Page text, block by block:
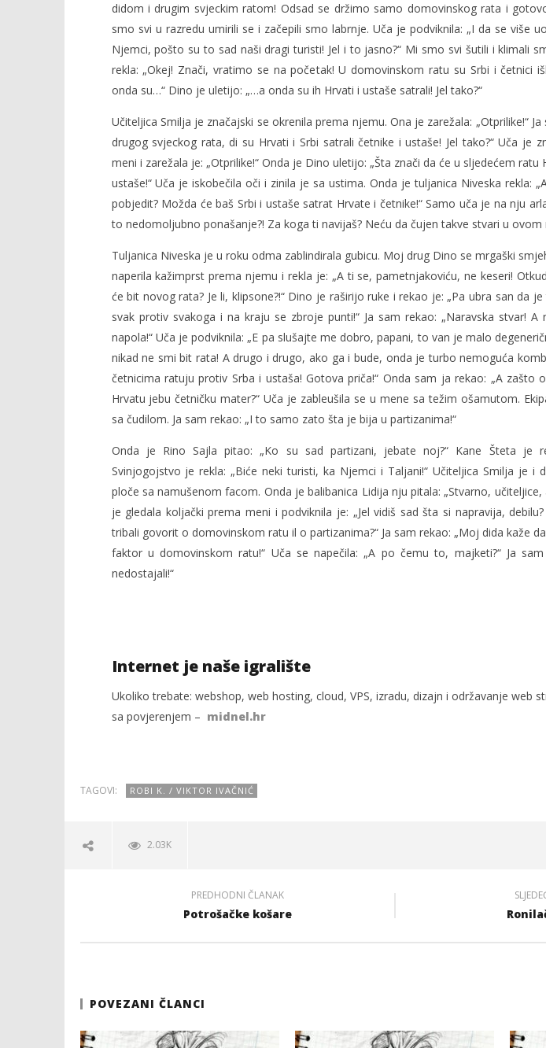
didom i drugim svjeckim ratom! Odsad se držimo samo domovinskog rata i
smo svi u razredu umirili se i začepili smo labrnje. Uča je podviknila: „I da se više
Njemci, pošto su to sad naši dragi turisti! Jel i to jasno?“ Mi smo svi šutili i klimali
rekla: „Okej! Znači, vratimo se na početak! U domovinskom ratu su Srbi i četnici
onda su…“ Dino je uletijo: „…a onda su ih Hrvati i ustaše satrali! Jel tako?“
Učiteljica Smilja je značajski se okrenila prema njemu. Ona je zarežala: „Otprilike!“
drugog svjeckog rata, di su Hrvati i Srbi satrali četnike i ustaše! Jel tako?“ Uča je
meni i zarežala je: „Otprilike!“ Onda je Dino uletijo: „Šta znači da će u sljedećem ratu
ustaše!“ Uča je iskobečila oči i zinila je sa ustima. Onda je tuljanica Niveska rekla:
pobjedit? Možda će baš Srbi i ustaše satrat Hrvate i četnike!“ Samo uča je na nju
to nedomoljubno ponašanje?! Za koga ti navijaš? Neću da čujen takve stvari u ovom
Tuljanica Niveska je u roku odma zablindirala gubicu. Moj drug Dino se mrgaški
naperila kažimprst prema njemu i rekla je: „A ti se, pametnjakoviću, ne keseri!
će bit novog rata? Je li, klipsone?!“ Dino je raširijo ruke i rekao je: „Pa ubra san da
svak protiv svakoga i na kraju se zbroje punti!“ Ja sam rekao: „Naravska stvar! A
napola!“ Uča je podviknila: „E pa slušajte me dobro, papani, to van je malo
nikad ne smi bit rata! A drugo i drugo, ako ga i bude, onda je turbo nemoguća
četnicima ratuju protiv Srba i ustaša! Gotova priča!“ Onda sam ja rekao: „A zašto
Hrvatu jebu četničku mater?“ Uča je zableušila se u mene sa težim ošamutom.
sa čudilom. Ja sam rekao: „I to samo zato šta je bija u partizanima!“
Onda je Rino Sajla pitao: „Ko su sad partizani, jebate noj?“ Kane Šteta je
Svinjogojstvo je rekla: „Biće neki turisti, ka Njemci i Taljani!“ Učiteljica Smilja je i
ploče sa namušenom facom. Onda je balibanica Lidija nju pitala: „Stvarno, učiteljice,
je gledala koljački prema meni i podviknila je: „Jel vidiš sad šta si napravija,
tribali govorit o domovinskom ratu il o partizanima?“ Ja sam rekao: „Moj dida kaže
faktor u domovinskom ratu!“ Uča se napečila: „A po čemu to, majketi?“ Ja
nedostajali!“
Internet je naše igralište
Ukoliko trebate: webshop, web hosting, cloud, VPS, izradu, dizajn i održavanje web
sa povjerenjem – midnel.hr
TAGOVI: ROBI K. / VIKTOR IVAČNIĆ
2.03K
PREDHODNI ČLANAK
Potrošačke košare
POVEZANI ČLANCI